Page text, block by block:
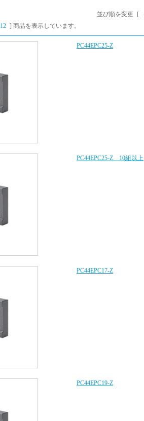
並び順を変更 [
12 ] 商品を表示しています。
PC44EPC25-Z
PC44EPC25-Z 10組以上
PC44EPC17-Z
PC44EPC19-Z